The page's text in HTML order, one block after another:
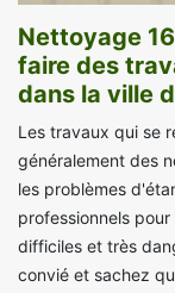
Nettoyage
faire des
dans la ville
Les travaux qui se
généralement des
les problèmes
professionnels
difficiles et très
convié et sachez